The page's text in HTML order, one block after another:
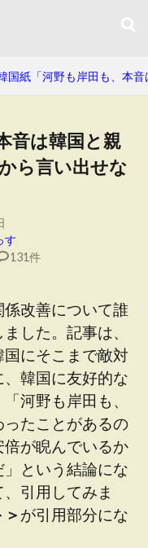
国紙「河野も岸田も、本
音は韓国と親
ら言い出せな
す
131件
改善について誰
した。記事は、
国にそこまで敵対
韓国に友好的な
河野も岸田も、
たことがあるの
が睨んでいるか
という結論にな
引用してみま
＞ が引用部分にな